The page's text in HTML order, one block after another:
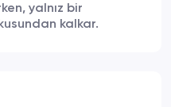
yalnız bir
kalkar.